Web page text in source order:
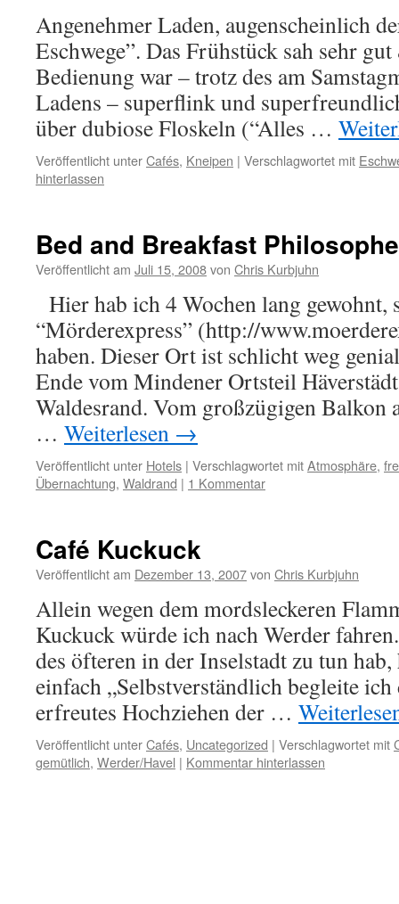
Angenehmer Laden, augenscheinlich
Eschwege”. Das Frühstück sah sehr
Bedienung war – trotz des am
Ladens – superflink und
über dubiose Floskeln (“Alles …
Veröffentlicht unterCafés, Kneipen | Verschlagwortet mit
hinterlassen
Bed and Breakfast
Veröffentlicht am Juli 15, 2008von Chris Kurbjuhn
Hier hab ich 4 Wochen lang gewohnt,
“Mörderexpress” (http://
haben. Dieser Ort ist schlicht weg
Ende vom Mindener Ortsteil
Waldesrand. Vom großzügigen Balkon
… Weiterlesen →
Veröffentlicht unter Hotels | Verschlagwortet mitAtmosphäre,
Übernachtung, Waldrand | 1 Kommentar
Café Kuckuck
Veröffentlicht am Dezember 13, 2007von Chris Kurbjuhn
Allein wegen dem mordsleckeren
Kuckuck würde ich nach Werder
des öfteren in der Inselstadt zu tun hab,
einfach „Selbstverständlich begleite
erfreutes Hochziehen der …
Veröffentlicht unterCafés, Uncategorized | Verschlagwortet mit
gemütlich, Werder/Havel | Kommentar hinterlassen